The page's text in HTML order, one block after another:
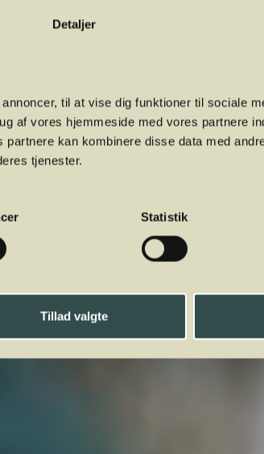
Detaljer
til at vise dig funktioner til sociale
af vores hjemmeside med vores partnere
kan kombinere disse data med
tjenester.
Statistik
Tillad valgte